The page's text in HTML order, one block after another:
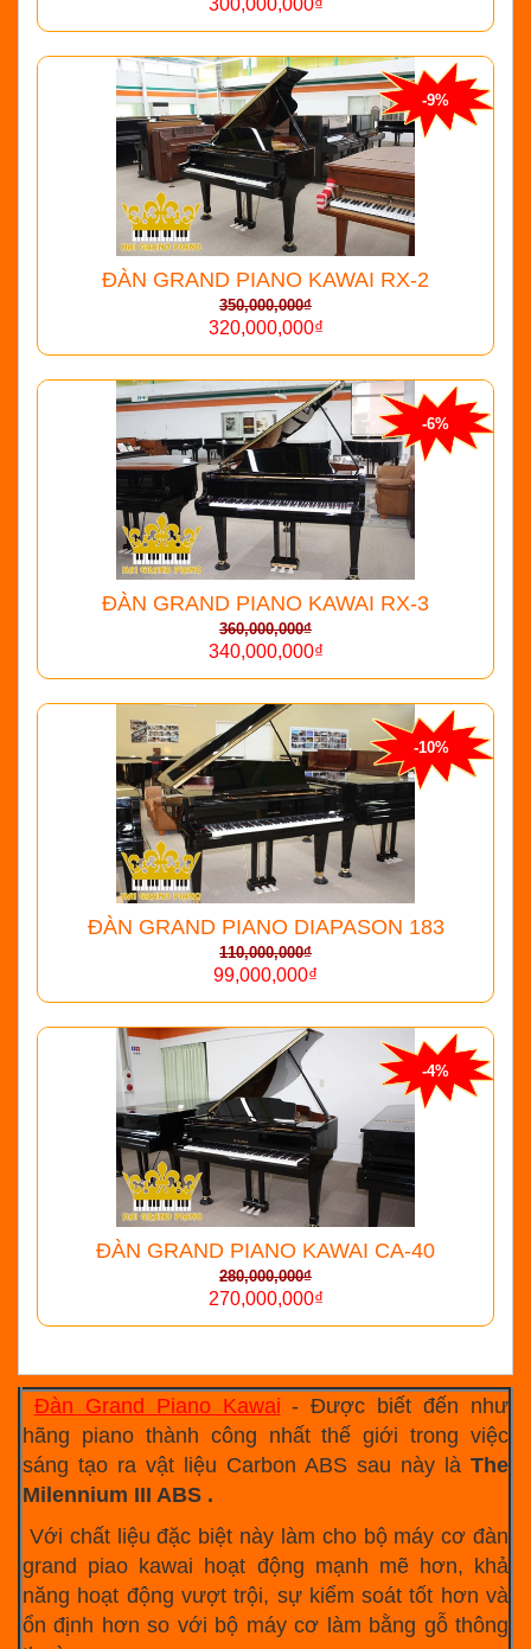
300,000,000₫
-9%
ĐÀN GRAND PIANO KAWAI RX-2
350,000,000₫
320,000,000₫
-6%
ĐÀN GRAND PIANO KAWAI RX-3
360,000,000₫
340,000,000₫
-10%
ĐÀN GRAND PIANO DIAPASON 183
110,000,000₫
99,000,000₫
-4%
ĐÀN GRAND PIANO KAWAI CA-40
280,000,000₫
270,000,000₫
Đàn Grand Piano Kawai - Được biết đến như
hãng piano thành công nhất thế giới trong việc
sáng tạo ra vật liệu Carbon ABS sau này là The
Milennium III ABS .
Với chất liệu đặc biệt này làm cho bộ máy cơ đàn
grand piao kawai hoạt động mạnh mẽ hơn, khả
năng hoạt động vượt trội, sự kiểm soát tốt hơn và
ổn định hơn so với bộ máy cơ làm bằng gỗ thông